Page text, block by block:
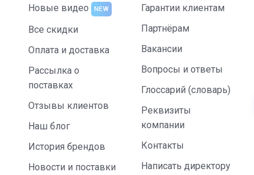
Новые видео
NEW
Все скидки
Оплата и доставка
Рассылка о
поставках
Отзывы клиентов
Наш блог
История брендов
Новости и поставки
Гарантии клиентам
Партнёрам
Вакансии
Вопросы и ответы
Глоссарий (словарь)
Реквизиты
компании
Контакты
Написать директору